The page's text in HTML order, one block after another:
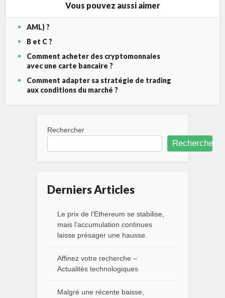
Vous pouvez aussi aimer
AML) ?
B et C ?
Comment acheter des cryptomonnaies
avec une carte bancaire ?
Comment adapter sa stratégie de trading
aux conditions du marché ?
Rechercher
Rechercher
Derniers Articles
Le prix de l’Ethereum se stabilise,
mais l’accumulation continues
laisse présager une hausse.
Affinez votre recherche –
Actualités technologiques
Malgré une récente baisse,